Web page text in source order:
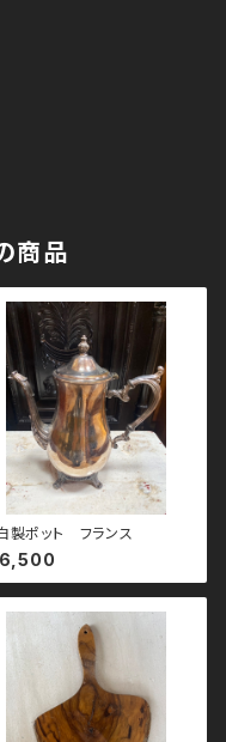
商品
製ポット フランス